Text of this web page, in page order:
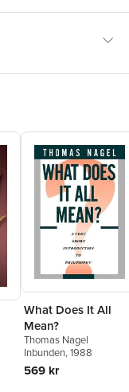
What Does It All
Mean?
Thomas Nagel
Inbunden, 1988
569 kr